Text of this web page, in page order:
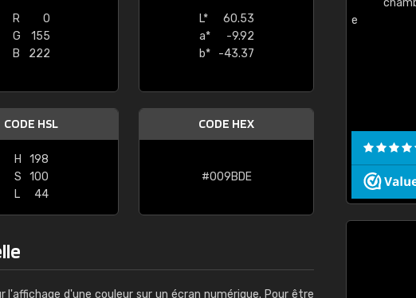
R
0
G
155
B
222
L*
60.53
a*
-9.92
b*
-43.37
CODE HSL
H
198
S
100
L
44
CODE HEX
#009BDE
l'affichage d'une couleur sur un écran numérique. Pour être
sont les produits disponibles. Il y a plusieurs
palettes de couleurs: Classic, Design, etc. On ne
comprend pas qui est quoi. La livraison s'est
bien passé et le produit reçu me convient."
chambre."